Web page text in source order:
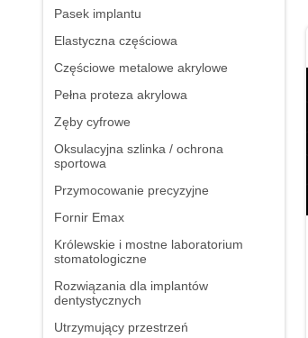
Pasek implantu
Elastyczna częściowa
Częściowe metalowe akrylowe
Pełna proteza akrylowa
Zęby cyfrowe
Oksulacyjna szlinka / ochrona
sportowa
Przymocowanie precyzyjne
Fornir Emax
Królewskie i mostne laboratorium
stomatologiczne
Rozwiązania dla implantów
dentystycznych
Utrzymujący przestrzeń